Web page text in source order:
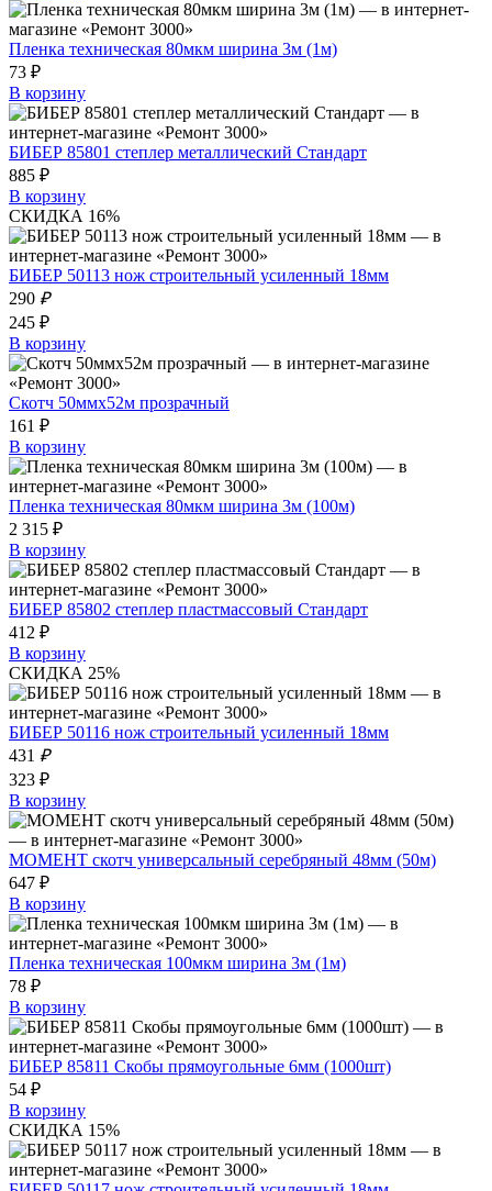
Пленка техническая 80мкм ширина 3м (1м)
73 ₽
В корзину
БИБЕР 85801 степлер металлический Стандарт
885 ₽
В корзину
СКИДКА 16%
БИБЕР 50113 нож строительный усиленный 18мм
290 ₽
245 ₽
В корзину
Скотч 50ммх52м прозрачный
161 ₽
В корзину
Пленка техническая 80мкм ширина 3м (100м)
2 315 ₽
В корзину
БИБЕР 85802 степлер пластмассовый Стандарт
412 ₽
В корзину
СКИДКА 25%
БИБЕР 50116 нож строительный усиленный 18мм
431 ₽
323 ₽
В корзину
МОМЕНТ скотч универсальный серебряный 48мм (50м)
647 ₽
В корзину
Пленка техническая 100мкм ширина 3м (1м)
78 ₽
В корзину
БИБЕР 85811 Скобы прямоугольные 6мм (1000шт)
54 ₽
В корзину
СКИДКА 15%